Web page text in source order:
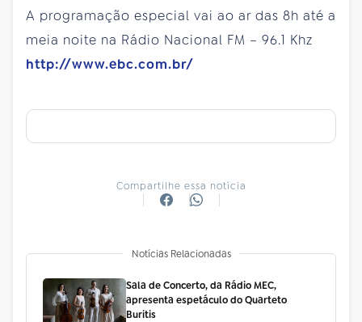
A programação especial vai ao ar das 8h até a
meia noite na Rádio Nacional FM – 96.1 Khz
http://www.ebc.com.br/
Compartilhe essa notícia
Notícias Relacionadas
Sala de Concerto, da Rádio MEC,
apresenta espetáculo do Quarteto
Buritis